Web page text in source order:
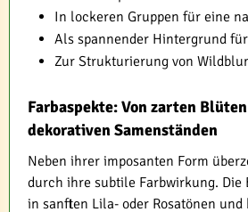
In lockeren Gruppen für eine
Als spannender Hintergrund
Zur Strukturierung von
Farbaspekte: Von zarten
dekorativen Samenständen
Neben ihrer imposanten Form
durch ihre subtile Farbwirkung. Die
in sanften Lila- oder Rosatönen und